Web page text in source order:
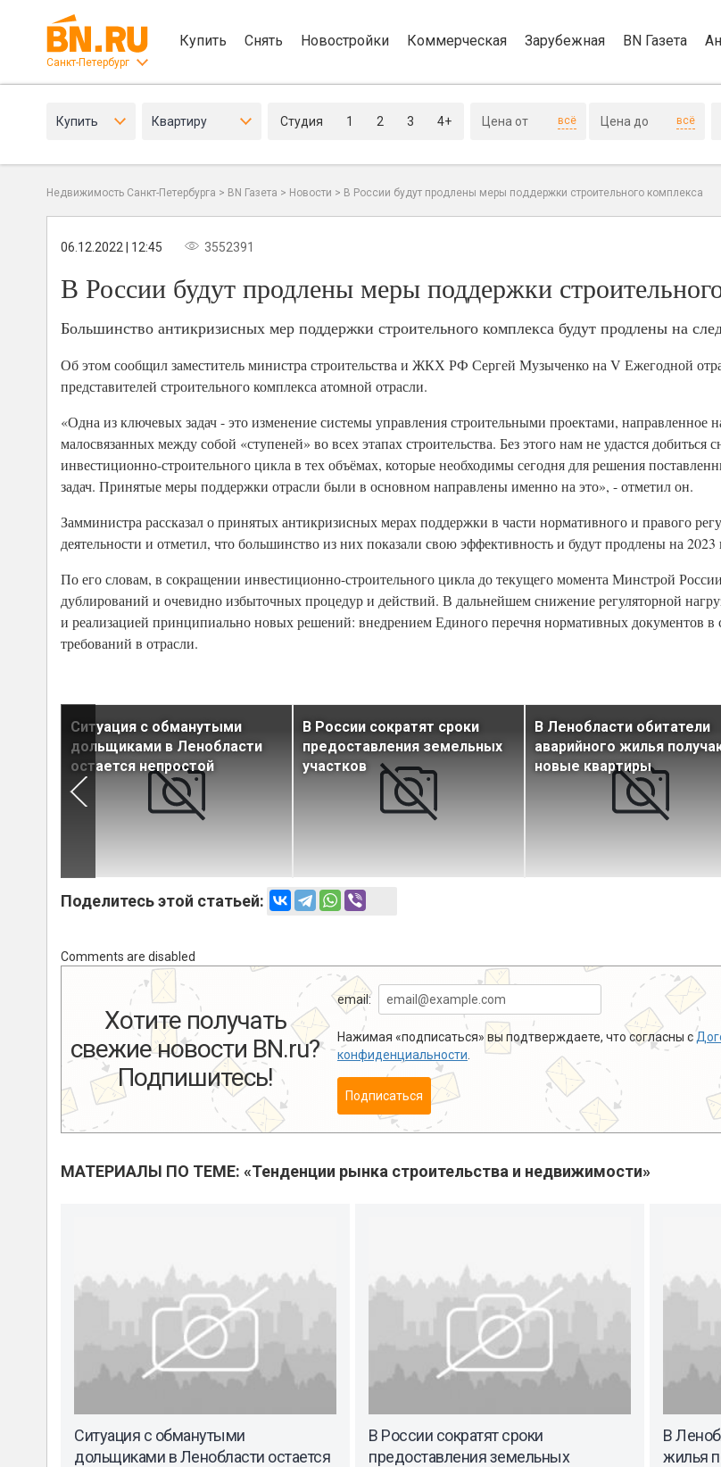
Санкт-Петербург
Купить Снять Новостройки Коммерческая Зарубежная BN Газета
Купить Квартиру Студия 1 2 3 4+ всё всё
Недвижимость Санкт-Петербурга > BN Газета > Новости > В России будут продлены меры поддержки строительного комплекса
06.12.2022 | 12:45 3552391
В России будут продлены меры поддержки
Большинство антикризисных мер поддержки строительного комплекса будут продлены на
Об этом сообщил заместитель министра строительства и ЖКХ РФ Сергей Музыченко на V Ежегодной
представителей строительного комплекса атомной отрасли.
«Одна из ключевых задач - это изменение системы управления строительными проектами, направленное
малосвязанных между собой «ступеней» во всех этапах строительства. Без этого нам не удастся добиться
инвестиционно-строительного цикла в тех объёмах, которые необходимы сегодня для решения
задач. Принятые меры поддержки отрасли были в основном направлены именно на это», - отметил он.
Замминистра рассказал о принятых антикризисных мерах поддержки в части нормативного и правого
деятельности и отметил, что большинство из них показали свою эффективность и будут продлены на 2023
По его словам, в сокращении инвестиционно-строительного цикла до текущего момента Минстрой
дублирований и очевидно избыточных процедур и действий. В дальнейшем снижение регуляторной
и реализацией принципиально новых решений: внедрением Единого перечня нормативных документов в
требований в отрасли.
Ситуация с обманутыми
дольщиками в Ленобласти
остается непростой
В России сократят сроки
предоставления земельных
участков
В Ленобласти обитатели
аварийного жилья
новые квартиры
Поделитесь этой статьей:
Comments are disabled
Хотите получать
свежие новости BN.ru?
Подпишитесь!
email:
Нажимая «подписаться» вы подтверждаете, что согласны с
конфиденциальности
Подписаться
МАТЕРИАЛЫ ПО ТЕМЕ: «Тенденции рынка строительства и недвижимости»
Ситуация с обманутыми
дольщиками в Ленобласти остается
В России сократят сроки
предоставления земельных
В
жилья